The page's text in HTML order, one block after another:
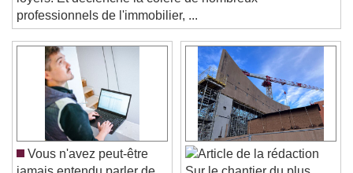
Color Opacity
Text Background
Color
Caption Area Background
Color
Font Size
loyers. Et déclenche la colère de nombreux
professionnels de l'immobilier, ...
Vous n'avez peut-être